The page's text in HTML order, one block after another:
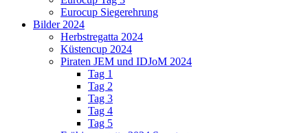
Eurocup Siegerehrung
Bilder 2024
Herbstregatta 2024
Küstencup 2024
Piraten JEM und IDJoM 2024
Tag 1
Tag 2
Tag 3
Tag 4
Tag 5